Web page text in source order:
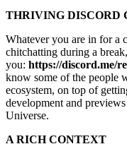
THRIVING DISCORD
Whatever you are in for a
chitchatting during a
you: https://discord.me/
know some of the people
ecosystem, on top of
development and
Universe.
A RICH CONTEXT